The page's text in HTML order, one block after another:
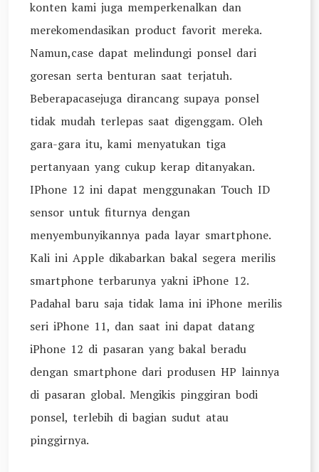
konten kami juga memperkenalkan dan
merekomendasikan product favorit mereka.
Namun,case dapat melindungi ponsel dari
goresan serta benturan saat terjatuh.
Beberapacasejuga dirancang supaya ponsel
tidak mudah terlepas saat digenggam. Oleh
gara-gara itu, kami menyatukan tiga
pertanyaan yang cukup kerap ditanyakan.
IPhone 12 ini dapat menggunakan Touch ID
sensor untuk fiturnya dengan
menyembunyikannya pada layar smartphone.
Kali ini Apple dikabarkan bakal segera merilis
smartphone terbarunya yakni iPhone 12.
Padahal baru saja tidak lama ini iPhone merilis
seri iPhone 11, dan saat ini dapat datang
iPhone 12 di pasaran yang bakal beradu
dengan smartphone dari produsen HP lainnya
di pasaran global. Mengikis pinggiran bodi
ponsel, terlebih di bagian sudut atau
pinggirnya.